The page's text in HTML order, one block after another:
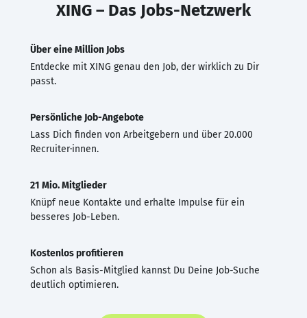
XING – Das Jobs-Netzwerk
Über eine Million Jobs
Entdecke mit XING genau den Job, der wirklich zu Dir
passt.
Persönliche Job-Angebote
Lass Dich finden von Arbeitgebern und über 20.000
Recruiter·innen.
21 Mio. Mitglieder
Knüpf neue Kontakte und erhalte Impulse für ein
besseres Job-Leben.
Kostenlos profitieren
Schon als Basis-Mitglied kannst Du Deine Job-Suche
deutlich optimieren.